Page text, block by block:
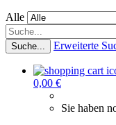
Alle
Suche... Erweiterte
0,00 €
Sie haben